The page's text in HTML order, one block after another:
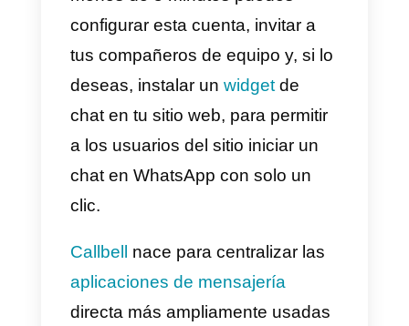
compañía obtener una serie de
información que le es
fundamentalpara el uso de
WhatsApp dentro de su centro
contacto, facilitando la gestión
compartida de chats y el análisis
del historial de contactos.
Las ventajas de usar WhatsApp